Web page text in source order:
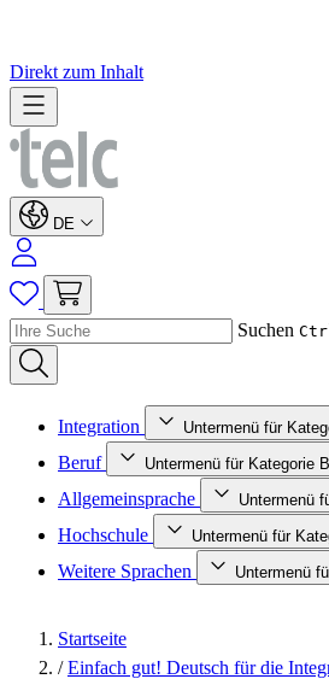
Direkt zum Inhalt
DE
Suchen
Integration Untermenü für
Beruf Untermenü für Kategorie
Allgemeinsprache Untermenü
Hochschule Untermenü für
Weitere Sprachen Untermenü
Startseite
/ Einfach gut! Deutsch für die